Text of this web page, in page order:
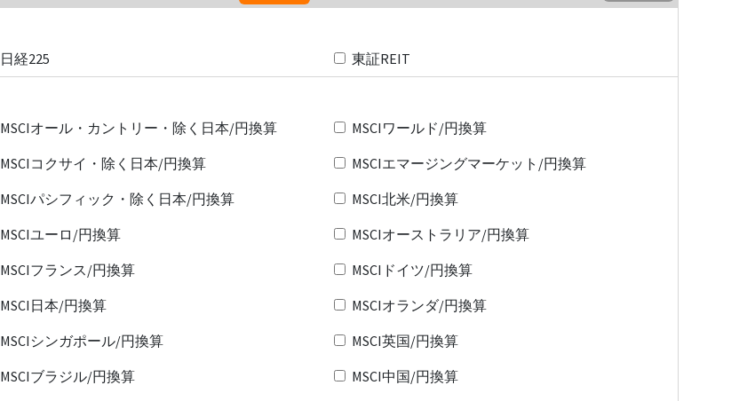
日経225
東証REIT
MSCIオール・カントリー・除く日本/円換算
MSCIワールド/円換算
MSCIコクサイ・除く日本/円換算
MSCIエマージングマーケット/円換算
MSCIパシフィック・除く日本/円換算
MSCI北米/円換算
MSCIユーロ/円換算
MSCIオーストラリア/円換算
MSCIフランス/円換算
MSCIドイツ/円換算
MSCI日本/円換算
MSCIオランダ/円換算
MSCIシンガポール/円換算
MSCI英国/円換算
MSCIブラジル/円換算
MSCI中国/円換算